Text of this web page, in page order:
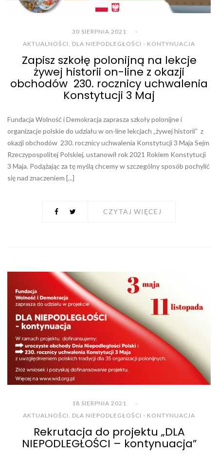
30 SIERPNIA 2021
AKTUALNOŚCI
DLA NIEPODLEGŁOŚCI - KONTYNUACJA
Zapisz szkołę polonijną na lekcje
żywej historii on-line z okazji
obchodów 230. rocznicy uchwalenia
Konstytucji 3 Maj
Fundacja Wolność i Demokracja zaprasza szkoły polonijne i
organizacje polskie do udziału w on-line lekcjach „żywej historii” z
okazji obchodów 230. rocznicy uchwalenia Konstytucji 3 Maja Sejm
Rzeczypospolitej Polskiej, ustanowił rok 2021 Rokiem Konstytucji
3 Maja. Podążając za tę myślą chcemy w szczególny sposób pochylić
się nad znaczeniem [...]
CZYTAJ WIĘCEJ
18 SIERPNIA 2021
AKTUALNOŚCI, DLA NIEPODLEGŁOŚCI - KONTYNUACJA
Rekrutacja do projektu „DLA
NIEPODLEGŁOŚCI – kontynuacja”